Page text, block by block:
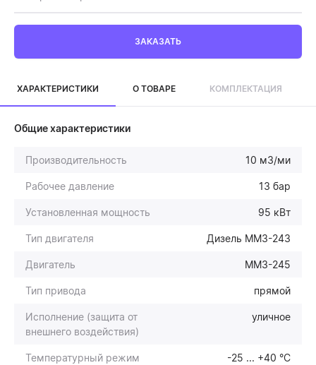
ЗАКАЗАТЬ
ХАРАКТЕРИСТИКИ О ТОВАРЕ КОМПЛЕКТАЦИЯ
Общие характеристики
Производительность 10 м3/ми
Рабочее давление 13 бар
Установленная мощность 95 кВт
Тип двигателя Дизель ММЗ-243
Двигатель ММЗ-245
Тип привода прямой
Исполнение (защита от
внешнего воздействия)
уличное
Температурный режим
-25 ... +40 °С